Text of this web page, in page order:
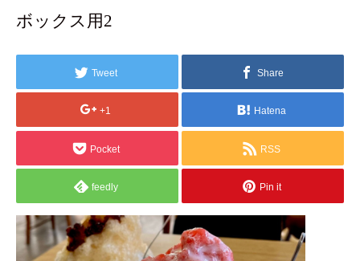
ボックス用2
Tweet Share
+1 Hatena
Pocket RSS
feedly Pin it